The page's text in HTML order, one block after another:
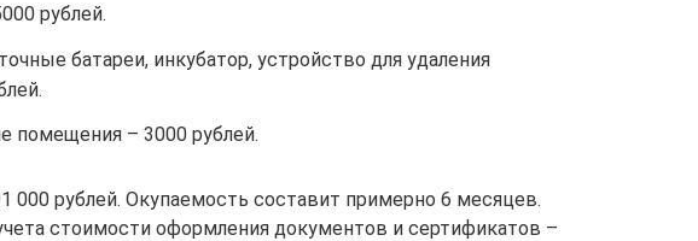
рублей.
батареи, инкубатор, устройство для удаления
помещения – 3000 рублей.
000 рублей. Окупаемость составит примерно 6 месяцев.
стоимости оформления документов и сертификатов –